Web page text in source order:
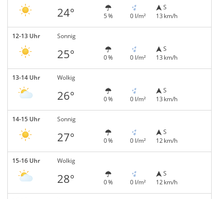
24° 5 % 0 l/m²
S
13 km/h
12-13 Uhr Sonnig
25° 0 % 0 l/m²
S
13 km/h
13-14 Uhr Wolkig
26° 0 % 0 l/m²
S
13 km/h
14-15 Uhr Sonnig
27° 0 % 0 l/m²
S
12 km/h
15-16 Uhr Wolkig
28° 0 % 0 l/m²
S
12 km/h